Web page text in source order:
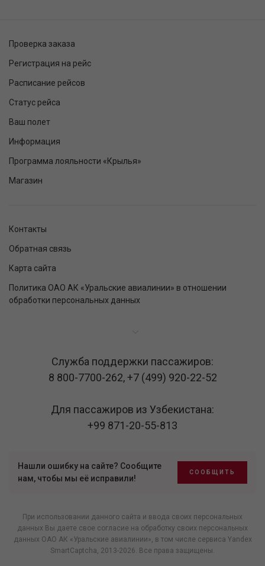
Проверка заказа
Регистрация на рейс
Расписание рейсов
Статус рейса
Ваш полет
Информация
Программа лояльности «Крылья»
Магазин
Контакты
Обратная связь
Карта сайта
Политика ОАО АК «Уральские авиалинии» в отношении
обработки персональных данных
Служба поддержки пассажиров:
8 800-7700-262,+7 (499) 920-22-52
Для пассажиров из Узбекистана:
+99 871-20-55-813
Нашли ошибку на сайте? Сообщите
нам, чтобы мы её исправили!
СООБЩИТЬ
При использовании данного сайта и ввода своих персональных
данных Вы даете свое согласие на обработку своих персональных
данных ОАО АК «Уральские авиалинии», в том числе сервиса Yandex
SmartCaptcha, 2013-2026. Все права защищены.